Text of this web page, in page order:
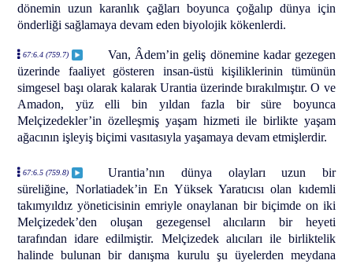
dönemin uzun karanlık çağları boyunca çoğalıp dünya için
önderliği sağlamaya devam eden biyolojik kökenlerdi.
67:6.4 (759.7)
Van, Âdem’in geliş dönemine kadar gezegen
üzerinde faaliyet gösteren insan-üstü kişiliklerinin tümünün
simgesel başı olarak kalarak Urantia üzerinde bırakılmıştır. O ve
Amadon, yüz elli bin yıldan fazla bir süre boyunca
Melçizedekler’in özelleşmiş yaşam hizmeti ile birlikte yaşam
ağacının işleyiş biçimi vasıtasıyla yaşamaya devam etmişlerdir.
67:6.5 (759.8)
Urantia’nın dünya olayları uzun bir
süreliğine, Norlatiadek’in En Yüksek Yaratıcısı olan kıdemli
takımyıldız yöneticisinin emriyle onaylanan bir biçimde on iki
Melçizedek’den oluşan gezegensel alıcıların bir heyeti
tarafından idare edilmiştir. Melçizedek alıcıları ile birliktelik
halinde bulunan bir danışma kurulu şu üyelerden meydana